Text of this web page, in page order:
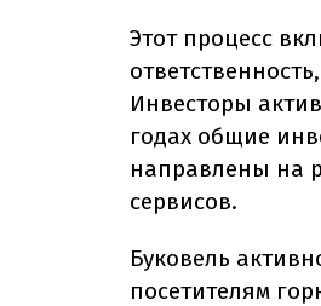
Этот процесс
Инвесторы
годах общие
направлены на
сервисов.
Буковель
посетителям